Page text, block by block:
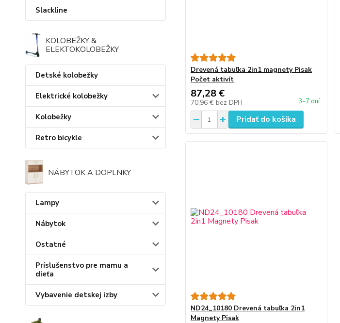
Slackline
KOLOBEŽKY &
ELEKTOKOLOBEŽKY
Detské kolobežky
Elektrické kolobežky
Kolobežky
Retro bicykle
NÁBYTOK A DOPLNKY
Lampy
Nábytok
Ostatné
Príslušenstvo pre mamu a
dieťa
Vybavenie detskej izby
Drevená tabuľka 2in1 magnety Pisak
Počet aktivít
87,28 €
70,96 € bez DPH 3-7 dní
Pridať do košíka
ND24_10180 Drevená tabuľka 2in1
Magnety Pisak